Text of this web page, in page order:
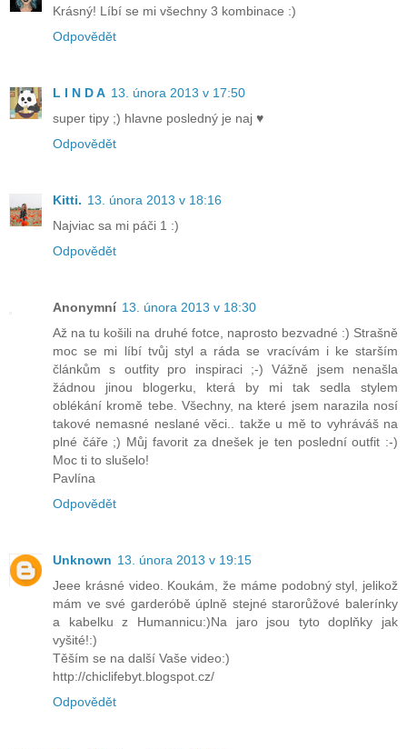
Krásný! Líbí se mi všechny 3 kombinace :)
Odpovědět
L I N D A 13. února 2013 v 17:50
super tipy ;) hlavne posledný je naj ♥
Odpovědět
Kitti. 13. února 2013 v 18:16
Najviac sa mi páči 1 :)
Odpovědět
Anonymní 13. února 2013 v 18:30
Až na tu košili na druhé fotce, naprosto bezvadné :) Strašně
moc se mi líbí tvůj styl a ráda se vracívám i ke starším
článkům s outfity pro inspiraci ;-) Vážně jsem nenašla
žádnou jinou blogerku, která by mi tak sedla stylem
oblékání kromě tebe. Všechny, na které jsem narazila nosí
takové nemasné neslané věci.. takže u mě to vyhráváš na
plné čáře ;) Můj favorit za dnešek je ten poslední outfit :-)
Moc ti to slušelo!
Pavlína
Odpovědět
Unknown 13. února 2013 v 19:15
Jeee krásné video. Koukám, že máme podobný styl, jelikož
mám ve své garderóbě úplně stejné starorůžové balerínky
a kabelku z Humannicu:)Na jaro jsou tyto doplňky jak
vyšité!:)
Těším se na další Vaše video:)
http://chiclifebyt.blogspot.cz/
Odpovědět